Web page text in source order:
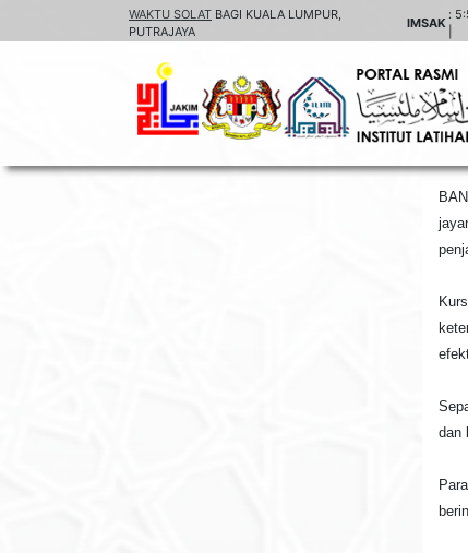
WAKTU SOLAT BAGI KUALA LUMPUR,
PUTRAJAYA
IMSAK
:
dan